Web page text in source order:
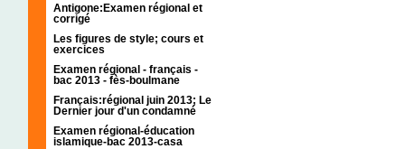
Antigone:Examen régional et
corrigé
Les figures de style; cours et
exercices
Examen régional - français -
bac 2013 - fès-boulmane
Français:régional juin 2013; Le
Dernier jour d'un condamné
Examen régional-éducation
islamique-bac 2013-casa